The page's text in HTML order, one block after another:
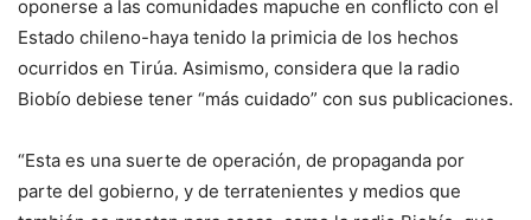
oponerse a las comunidades mapuche en conflicto con el
Estado chileno-haya tenido la primicia de los hechos
ocurridos en Tirúa. Asimismo, considera que la radio
Biobío debiese tener “más cuidado” con sus publicaciones.
“Esta es una suerte de operación, de propaganda por
parte del gobierno, y de terratenientes y medios que